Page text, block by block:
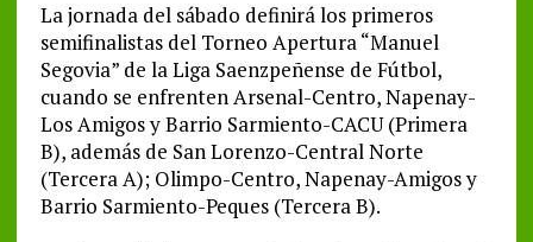
La jornada del sábado definirá los primeros
semifinalistas del Torneo Apertura “Manuel
Segovia” de la Liga Saenzpeñense de Fútbol,
cuando se enfrenten Arsenal-Centro, Napenay-
Los Amigos y Barrio Sarmiento-CACU (Primera
B), además de San Lorenzo-Central Norte
(Tercera A); Olimpo-Centro, Napenay-Amigos y
Barrio Sarmiento-Peques (Tercera B).